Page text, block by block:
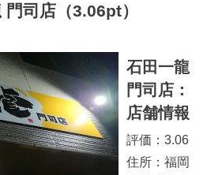
司店（3.06pt）
石田一龍
門司店：
店舗情報
評価：3.06
住所：福岡